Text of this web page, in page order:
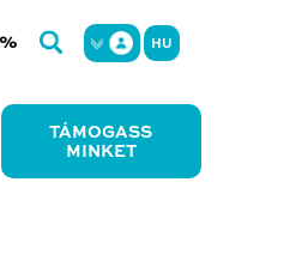
HU
TÁMOGASS
MINKET